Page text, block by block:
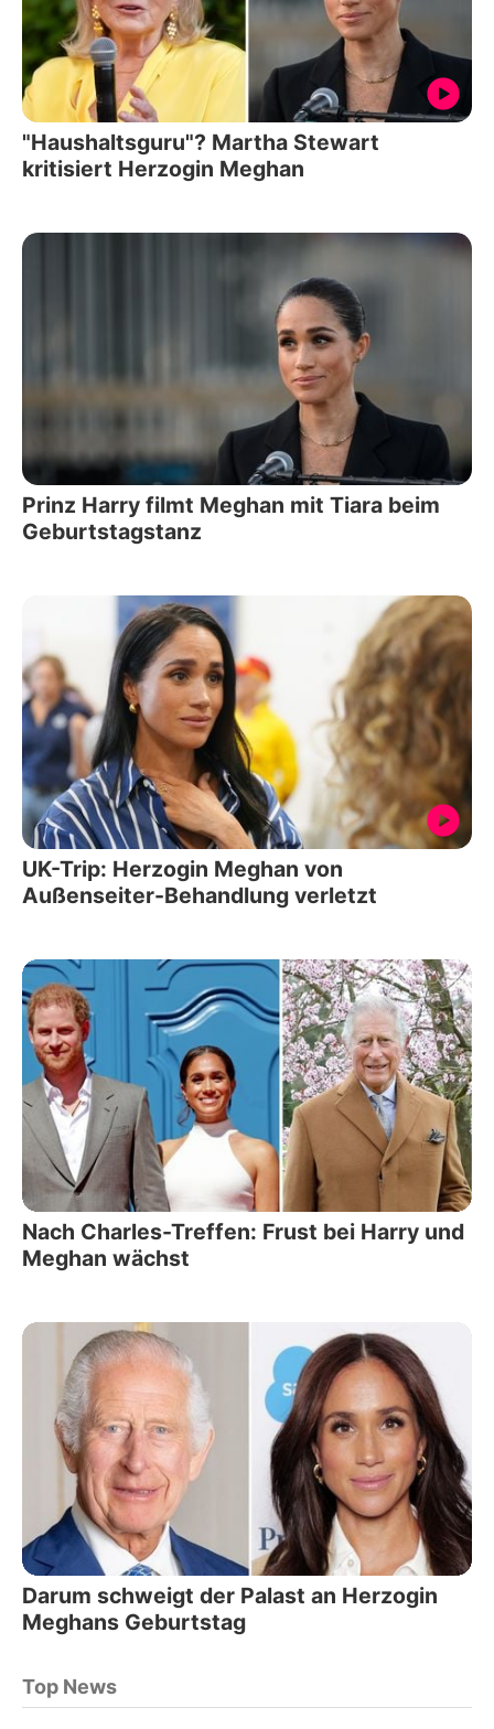
"Haushaltsguru"? Martha Stewart
kritisiert Herzogin Meghan
Prinz Harry filmt Meghan mit Tiara beim
Geburtstagstanz
UK-Trip: Herzogin Meghan von
Außenseiter-Behandlung verletzt
Nach Charles-Treffen: Frust bei Harry und
Meghan wächst
Darum schweigt der Palast an Herzogin
Meghans Geburtstag
Top News